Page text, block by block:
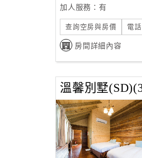
加人服務：有
查詢空房與房價 電
房間詳細內容
溫馨別墅